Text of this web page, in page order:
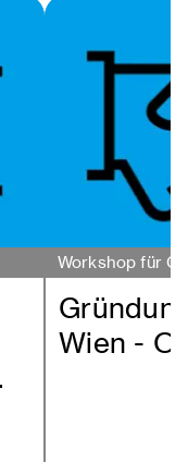
Workshop für
Wien -